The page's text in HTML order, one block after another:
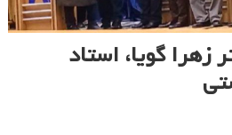
گویا، استاد